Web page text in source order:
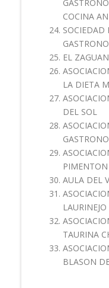
COCINA
SOCIEDAD
EL
LA DIETA
DEL SOL
PIMENTON
AULA DEL
LAURINEJO
TAURINA
BLASON